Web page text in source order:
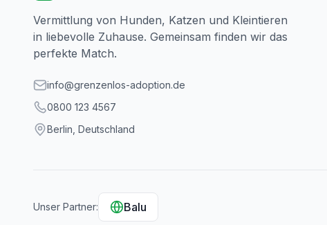
Vermittlung von Hunden, Katzen und Kleintieren
in liebevolle Zuhause. Gemeinsam finden wir das
perfekte Match.
info@grenzenlos-adoption.de
0800 123 4567
Berlin, Deutschland
Unser Partner: Balu